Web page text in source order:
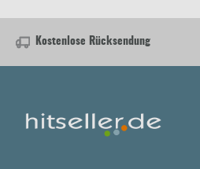
Kostenlose Rücksendung